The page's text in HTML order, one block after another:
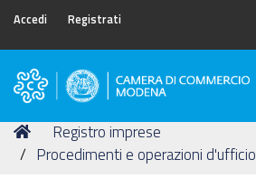
Accedi Registrati
Camera
Commercio
di
Tu
sei
Home
Registro imprese
Procedimenti e operazioni d'ufficio